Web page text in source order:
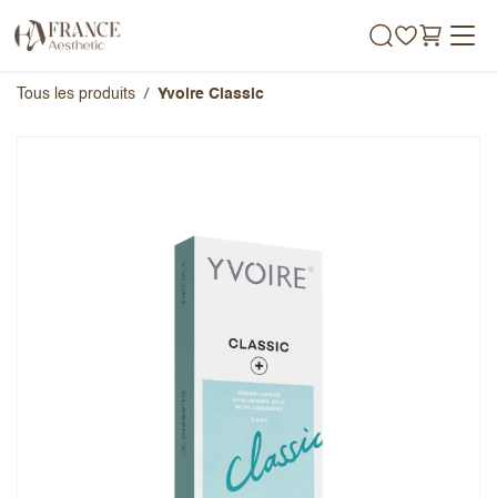
Tous les produits Yvoire Classic